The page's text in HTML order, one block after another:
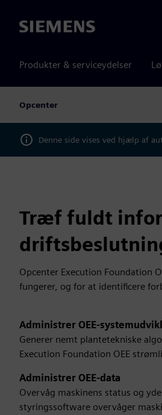
Siemens
Produkter & serviceydelser
Opcenter
Denne side vises ved hjælp af
Træf fuldt
Opcenter Execution Foundation
fungerer, og for at identificere
Administrer OEE-
Generer nemt plantetekniske
Execution Foundation OEE
Administrer OEE-data
Overvåg maskinens status og
styringssoftware overvåger